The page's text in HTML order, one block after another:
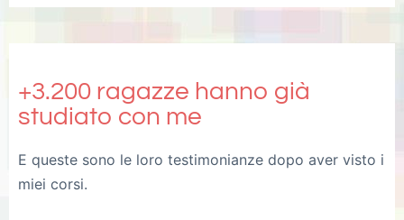
+3.200 ragazze hanno già
studiato con me
E queste sono le loro testimonianze dopo aver visto i
miei corsi.